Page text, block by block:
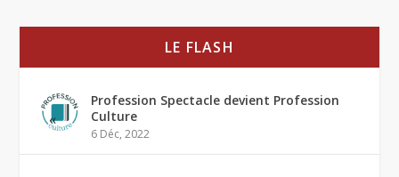
LE FLASH
Profession Spectacle devient Profession
Culture
6 Déc, 2022